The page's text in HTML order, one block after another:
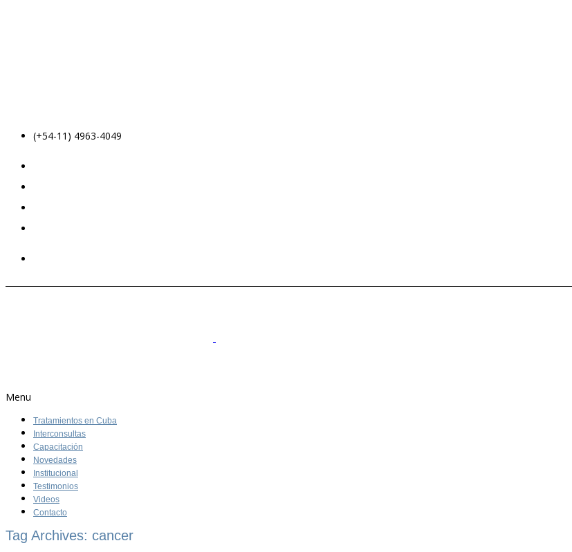
(+54-11) 4963-4049
Menu
Tratamientos en Cuba
Interconsultas
Capacitación
Novedades
Institucional
Testimonios
Videos
Contacto
Tag Archives: cancer